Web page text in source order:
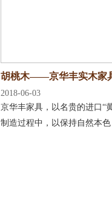
胡桃木——京华丰实木家
2018-06-03
京华丰家具，以名贵的进口“
制造过程中，以保持自然本色